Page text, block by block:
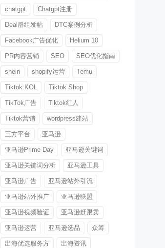
chatgpt Chatgpt注册
Deal群组发帖 DTC案例分析
Facebook广告优化 Helium 10
PR内容营销 SEO SEO优化指南
shein shopify运营 Temu
Tiktok KOL Tiktok Shop
TikTok广告 Tiktok红人
Tiktok营销 wordpress建站
三方平台 亚马逊
亚马逊Prime Day 亚马逊关键词
亚马逊关键词分析 亚马逊工具
亚马逊广告 亚马逊站外引流
亚马逊站外推广 亚马逊联盟
亚马逊视频验证 亚马逊赶跟卖
亚马逊运营 亚马逊选品 众筹
出海优选服务方 出海资讯